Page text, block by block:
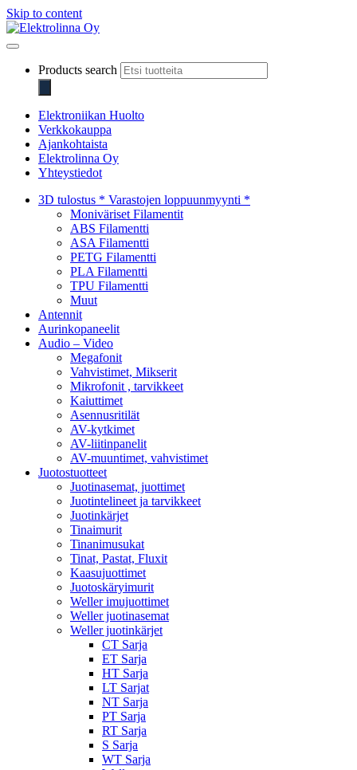
Skip to content
Products search
Elektroniikan Huolto
Verkkokauppa
Ajankohtaista
Elektrolinna Oy
Yhteystiedot
3D tulostus * Varastojen loppuunmyynti *
Moniväriset Filamentit
ABS Filamentti
ASA Filamentti
PETG Filamentti
PLA Filamentti
TPU Filamentti
Muut
Antennit
Aurinkopaneelit
Audio – Video
Megafonit
Vahvistimet, Mikserit
Mikrofonit , tarvikkeet
Kaiuttimet
Asennusritilät
AV-kytkimet
AV-liitinpanelit
AV-muuntimet, vahvistimet
Juotostuotteet
Juotinasemat, juottimet
Juotintelineet ja tarvikkeet
Juotinkärjet
Tinaimurit
Tinanimusukat
Tinat, Pastat, Fluxit
Kaasujuottimet
Juotoskäryimurit
Weller imujuottimet
Weller juotinasemat
Weller juotinkärjet
CT Sarja
ET Sarja
HT Sarja
LT Sarjat
NT Sarja
PT Sarja
RT Sarja
S Sarja
WT Sarja